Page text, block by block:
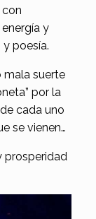
y
poesía.
mala suerte
por la
cada uno
se vienen…
prosperidad